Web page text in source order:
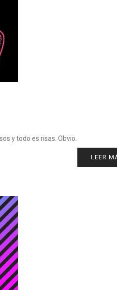
y todo es risas. Obvio.
LEER